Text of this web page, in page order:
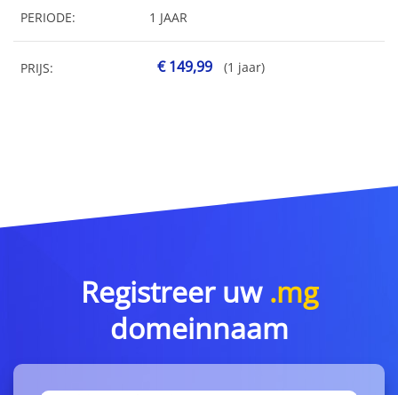
PERIODE: 1 JAAR
PRIJS: € 149,99 (1 jaar)
Registreer uw .mg
domeinnaam